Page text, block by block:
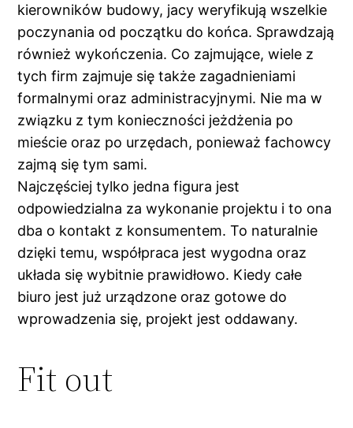
kierowników budowy, jacy weryfikują wszelkie
poczynania od początku do końca. Sprawdzają
również wykończenia. Co zajmujące, wiele z
tych firm zajmuje się także zagadnieniami
formalnymi oraz administracyjnymi. Nie ma w
związku z tym konieczności jeżdżenia po
mieście oraz po urzędach, ponieważ fachowcy
zajmą się tym sami.
Najczęściej tylko jedna figura jest
odpowiedzialna za wykonanie projektu i to ona
dba o kontakt z konsumentem. To naturalnie
dzięki temu, współpraca jest wygodna oraz
układa się wybitnie prawidłowo. Kiedy całe
biuro jest już urządzone oraz gotowe do
wprowadzenia się, projekt jest oddawany.
Fit out